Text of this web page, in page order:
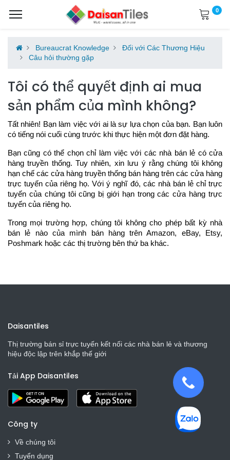
0
Bureaucrat Knowledge
Đối với Các Thương Hiệu
Câu hỏi thường gặp
Tôi có thể quyết định ai mua
sản phẩm của mình không?
Tất nhiên! Bạn làm việc với ai là sự lựa chọn của bạn. Bạn luôn
có tiếng nói cuối cùng trước khi thực hiện một đơn đặt hàng.
Bạn cũng có thể chọn chỉ làm việc với các nhà bán lẻ có cửa
hàng truyền thống. Tuy nhiên, xin lưu ý rằng chúng tôi không
hạn chế các cửa hàng truyền thống bán hàng trên các cửa hàng
trực tuyến của riêng họ. Với ý nghĩ đó, các nhà bán lẻ chỉ trực
tuyến của chúng tôi cũng bị giới hạn trong các cửa hàng trực
tuyến của riêng họ.
Trong mọi trường hợp, chúng tôi không cho phép bất kỳ nhà
bán lẻ nào của mình bán hàng trên Amazon, eBay, Etsy,
Poshmark hoặc các thị trường bên thứ ba khác.
Daisantiles
Thị trường bán sỉ trực tuyến kết nối các nhà bán lẻ và thương
hiệu độc lập trên khắp thế giới
Tải App Daisantiles
Công ty
Về chúng tôi
Tuyển dụng